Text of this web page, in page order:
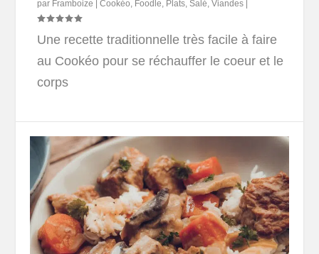
par Framboize |Cookéo, Foodle, Plats,Salé,Viandes
Une recette traditionnelle très facile à faire
au Cookéo pour se réchauffer le coeur et le
corps